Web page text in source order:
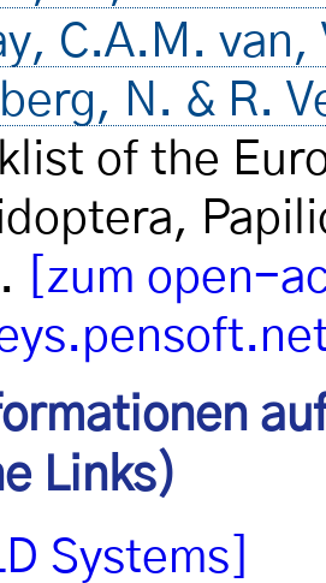
C.A.M.
N. & R.
of the
[zum open-
Links)
Systems]